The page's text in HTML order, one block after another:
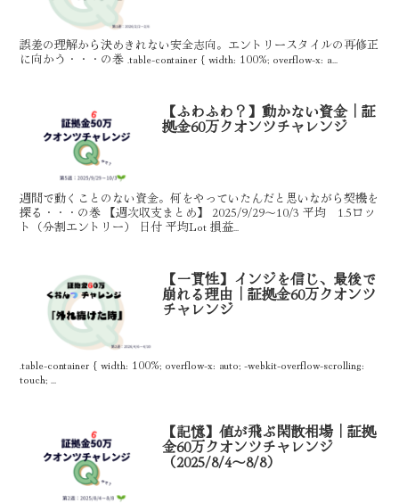
誤差の理解から決めきれない安全志向。エントリースタイルの再修正
に向かう・・・の巻 .table-container { width: 100%; overflow-x: a...
【ふわふわ？】動かない資金｜証
拠金60万クオンツチャレンジ
週間で動くことのない資金。何をやっていたんだと思いながら契機を
探る・・・の巻 【週次収支まとめ】 2025/9/29～10/3 平均 1.5ロッ
ト（分割エントリー） 日付 平均Lot 損益...
【一貫性】インジを信じ、最後で
崩れる理由｜証拠金60万クオンツ
チャレンジ
.table-container { width: 100%; overflow-x: auto; -webkit-overflow-scrolling:
touch; ...
【記憶】値が飛ぶ閑散相場｜証拠
金60万クオンツチャレンジ
（2025/8/4～8/8）